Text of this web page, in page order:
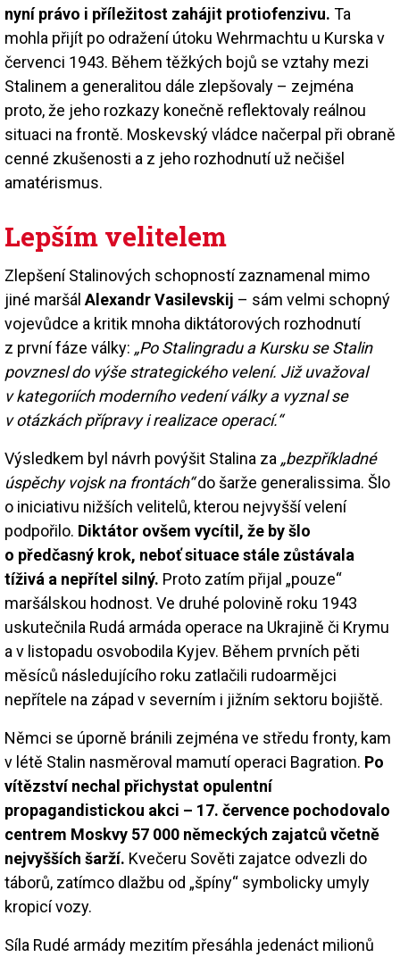
nyní právo i příležitost zahájit protiofenzivu. Ta
mohla přijít po odražení útoku Wehrmachtu u Kurska v
červenci 1943. Během těžkých bojů se vztahy mezi
Stalinem a generalitou dále zlepšovaly – zejména
proto, že jeho rozkazy konečně reflektovaly reálnou
situaci na frontě. Moskevský vládce načerpal při obraně
cenné zkušenosti a z jeho rozhodnutí už nečišel
amatérismus.
Lepším velitelem
Zlepšení Stalinových schopností zaznamenal mimo
jiné maršál Alexandr Vasilevskij – sám velmi schopný
vojevůdce a kritik mnoha diktátorových rozhodnutí
z první fáze války: „Po Stalingradu a Kursku se Stalin
povznesl do výše strategického velení. Již uvažoval
v kategoriích moderního vedení války a vyznal se
v otázkách přípravy i realizace operací.“
Výsledkem byl návrh povýšit Stalina za „bezpříkladné
úspěchy vojsk na frontách“do šarže generalissima. Šlo
o iniciativu nižších velitelů, kterou nejvyšší velení
podpořilo. Diktátor ovšem vycítil, že by šlo
o předčasný krok, neboť situace stále zůstávala
tíživá a nepřítel silný. Proto zatím přijal „pouze“
maršálskou hodnost. Ve druhé polovině roku 1943
uskutečnila Rudá armáda operace na Ukrajině či Krymu
a v listopadu osvobodila Kyjev. Během prvních pěti
měsíců následujícího roku zatlačili rudoarmějci
nepřítele na západ v severním i jižním sektoru bojiště.
Němci se úporně bránili zejména ve středu fronty, kam
v létě Stalin nasměroval mamutí operaci Bagration. Po
vítězství nechal přichystat opulentní
propagandistickou akci – 17. července pochodovalo
centrem Moskvy 57 000 německých zajatců včetně
nejvyšších šarží. Kvečeru Sověti zajatce odvezli do
táborů, zatímco dlažbu od „špíny“ symbolicky umyly
kropicí vozy.
Síla Rudé armády mezitím přesáhla jedenáct milionů